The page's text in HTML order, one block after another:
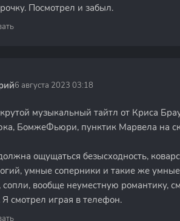
Посмотрел и забыл.
6 августа 2023 03:18
музыкальный тайтл от Криса
БомжеФьюри, пунктик Марвела на
ощущаться безысходность,
умные соперники и такие же
вообще неуместную романтику,
смотрел играя в телефон.